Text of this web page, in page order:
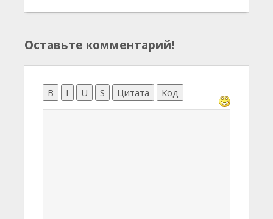
Оставьте комментарий!
B I U S Цитата Код